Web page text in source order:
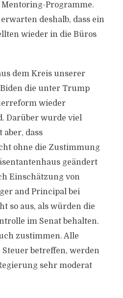
Programme.
deshalb, dass ein
wieder in die Büros
dem Kreis unserer
die unter Trump
wieder
Darüber wurde viel
aber, dass
ohne die Zustimmung
geändert
Einschätzung von
and Principal bei
so aus, als würden die
im Senat behalten.
zustimmen. Alle
betreffen, werden
sehr moderat